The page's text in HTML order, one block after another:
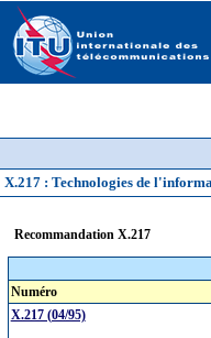
X.217 : Technologies de
Recommandation X.217
Numéro
X.217 (04/95)